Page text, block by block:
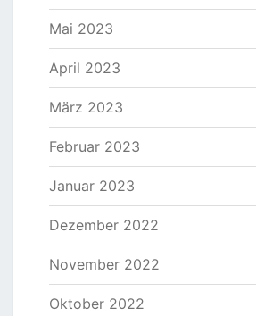
Mai 2023
April 2023
März 2023
Februar 2023
Januar 2023
Dezember 2022
November 2022
Oktober 2022